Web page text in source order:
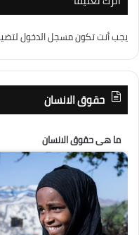
يجب أنت تكونمسجل الدخول
حقوق الانسان
ما هى حقوق الانسان